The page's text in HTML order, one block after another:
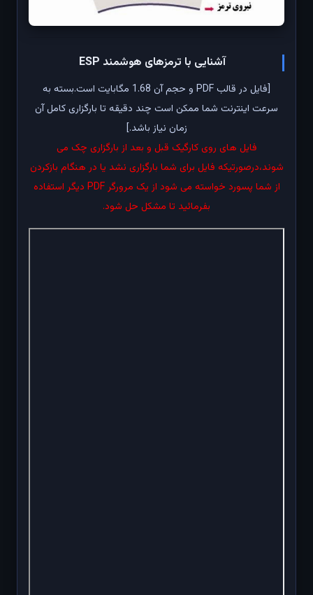
آشنایی با ترمزهای هوشمند ESP
[فایل در قالب PDF و حجم آن 1.68 مگابایت است.بسته به
سرعت اینترنت شما ممکن است چند دقیقه تا بارگزاری کامل آن
زمان نیاز باشد.]
فایل های روی کارگیک قبل و بعد از بارگزاری چک می
شوند،درصورتیکه فایل برای شما بارگزاری نشد یا در هنگام بازکردن
از شما پسورد خواسته می شود از یک مرورگر PDF دیگر استفاده
بفرمائید تا مشکل حل شود.